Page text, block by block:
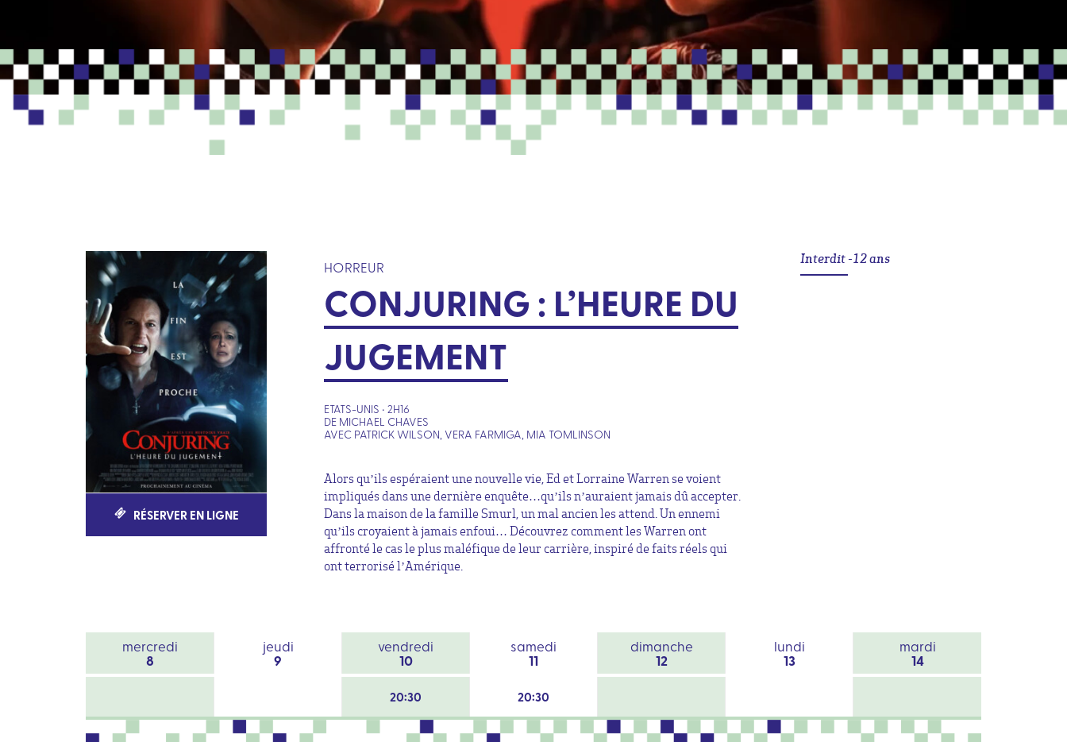
RÉSERVER EN LIGNE
HORREUR
CONJURING : L’HEURE DU
JUGEMENT
ETATS-UNIS • 2H16
DE MICHAEL CHAVES
AVEC PATRICK WILSON, VERA FARMIGA, MIA TOMLINSON
Alors qu’ils espéraient une nouvelle vie, Ed et Lorraine Warren se voient
impliqués dans une dernière enquête…qu’ils n’auraient jamais dû accepter.
Dans la maison de la famille Smurl, un mal ancien les attend. Un ennemi
qu’ils croyaient à jamais enfoui… Découvrez comment les Warren ont
affronté le cas le plus maléfique de leur carrière, inspiré de faits réels qui
ont terrorisé l’Amérique.
Interdit -12 ans
mercredi
8
jeudi
9
vendredi
10
samedi
11
dimanche
12
lundi
13
mardi
14
20:30 20:30